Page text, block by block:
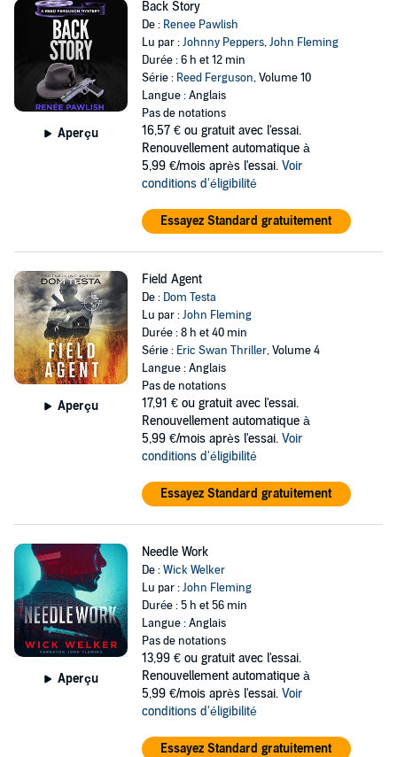
Aperçu
Back Story
De : Renee Pawlish
Lu par :Johnny Peppers,John Fleming
Durée : 6 h et 12 min
Série : Reed Ferguson, Volume 10
Langue : Anglais
Pas de notations
16,57 € ou gratuit avec l'essai.
Renouvellement automatique à
5,99 €/mois après l'essai. Voir
conditions d'éligibilité
Essayez Standard gratuitement
Aperçu
Field Agent
De : Dom Testa
Lu par :John Fleming
Durée : 8 h et 40 min
Série : Eric Swan Thriller, Volume 4
Langue : Anglais
Pas de notations
17,91 € ou gratuit avec l'essai.
Renouvellement automatique à
5,99 €/mois après l'essai. Voir
conditions d'éligibilité
Essayez Standard gratuitement
Aperçu
Needle Work
De :Wick Welker
Lu par :John Fleming
Durée : 5 h et 56 min
Langue : Anglais
Pas de notations
13,99 € ou gratuit avec l'essai.
Renouvellement automatique à
5,99 €/mois après l'essai. Voir
conditions d'éligibilité
Essayez Standard gratuitement